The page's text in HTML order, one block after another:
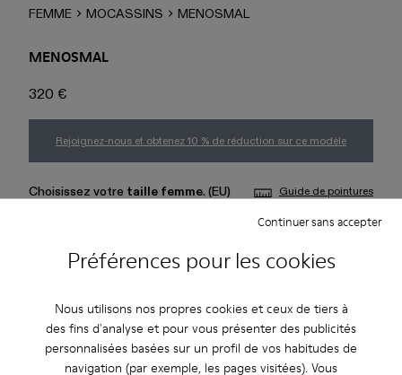
Préférences pour les cookies
Nous utilisons nos propres cookies et ceux de tiers à
des fins d'analyse et pour vous présenter des publicités
personnalisées basées sur un profil de vos habitudes de
navigation (par exemple, les pages visitées). Vous
Continuer sans accepter
FEMME MOCASSINS MENOSMAL
MENOSMAL
320 €
Rejoignez-nous et obtenez 10 % de réduction sur ce modèle
Choisissez votre taille femme. (EU) Guide de pointures
Ajouter au panier